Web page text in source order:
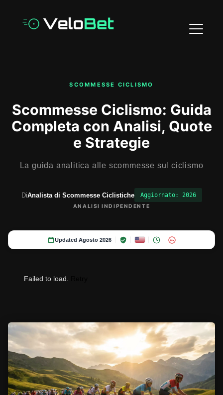
SCOMMESSE CICLISMO
Scommesse Ciclismo: Guida
Completa con Analisi, Quote
e Strategie
La guida analitica alle scommesse sul ciclismo
DiAnalista di Scommesse Ciclistiche Aggiornato: 2026
ANALISI INDIPENDENTE
Updated Agosto 2026 18+
Failed to load.